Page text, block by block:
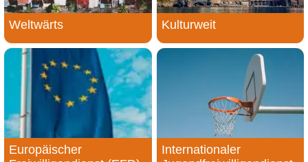
Weltwärts Kulturweit
Europäischer
Internationaler